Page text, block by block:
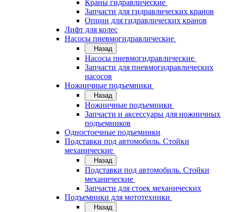
Краны гидравлические
Запчасти для гидравлических кранов
Опции для гидравлических кранов
Лифт для колес
Насосы пневмогидравлические
Назад
Насосы пневмогидравлические
Запчасти для пневмогидравлических
насосов
Ножничные подъемники
Назад
Ножничные подъемники
Запчасти и аксессуары для ножничных
подъемников
Одностоечные подъемники
Подставки под автомобиль. Стойки
механические
Назад
Подставки под автомобиль. Стойки
механические
Запчасти для стоек механических
Подъемники для мототехники
Назад